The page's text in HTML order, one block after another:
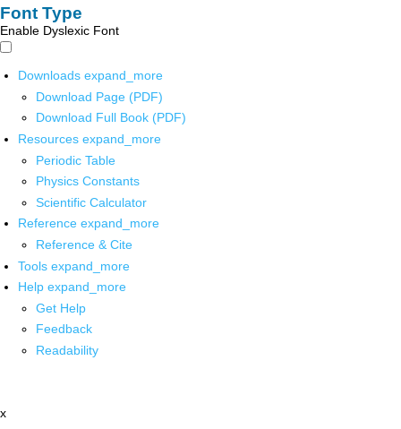
Font Type
Enable Dyslexic Font
Downloads expand_more
Download Page (PDF)
Download Full Book (PDF)
Resources expand_more
Periodic Table
Physics Constants
Scientific Calculator
Reference expand_more
Reference & Cite
Tools expand_more
Help expand_more
Get Help
Feedback
Readability
x